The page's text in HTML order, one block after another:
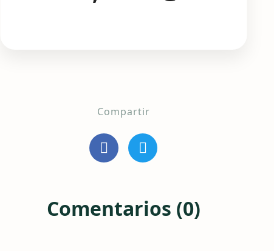
Compartir
Comentarios (0)